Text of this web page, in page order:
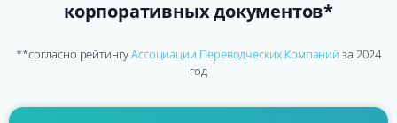
корпоративных документов*
**согласно рейтингуАссоциации Переводческих Компаний за 2024
год